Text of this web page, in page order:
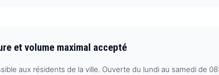
et volume maximal accepté
aux résidents de la ville. Ouverte du lundi au samedi de